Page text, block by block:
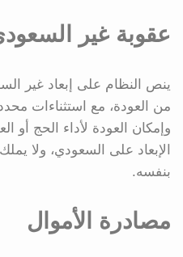
عقوبة غير
ينص النظام على إبعاد غير
من العودة، مع استثناءات
وإمكان العودة لأداء الحج أو
الإبعاد على السعودي، ولا
بنفسه.
مصادرة الأموال